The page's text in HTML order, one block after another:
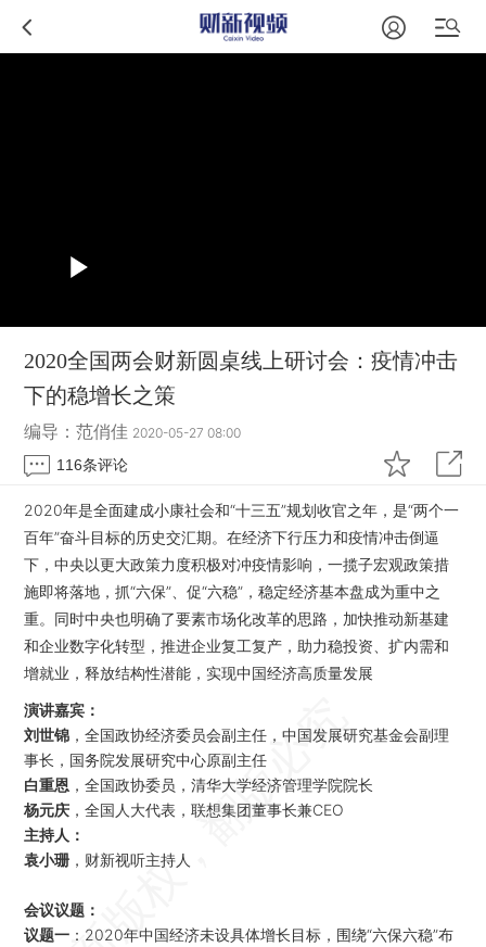
2020全国两会财新圆桌线上研讨会：疫情冲击
下的稳增长之策
编导：范俏佳 2020-05-27 08:00
116条评论
2020年是全面建成小康社会和“十三五”规划收官之年，是“两个一
百年”奋斗目标的历史交汇期。在经济下行压力和疫情冲击倒逼
下，中央以更大政策力度积极对冲疫情影响，一揽子宏观政策措
施即将落地，抓“六保”、促“六稳”，稳定经济基本盘成为重中之
重。同时中央也明确了要素市场化改革的思路，加快推动新基建
和企业数字化转型，推进企业复工复产，助力稳投资、扩内需和
增就业，释放结构性潜能，实现中国经济高质量发展
演讲嘉宾：
刘世锦 ，全国政协经济委员会副主任，中国发展研究基金会副理
事长，国务院发展研究中心原副主任
白重恩 ，全国政协委员，清华大学经济管理学院院长
杨元庆 ，全国人大代表，联想集团董事长兼CEO
主持人：
袁小珊 ，财新视听主持人
会议议题：
议题一 ：2020年中国经济未设具体增长目标，围绕“六保六稳”布